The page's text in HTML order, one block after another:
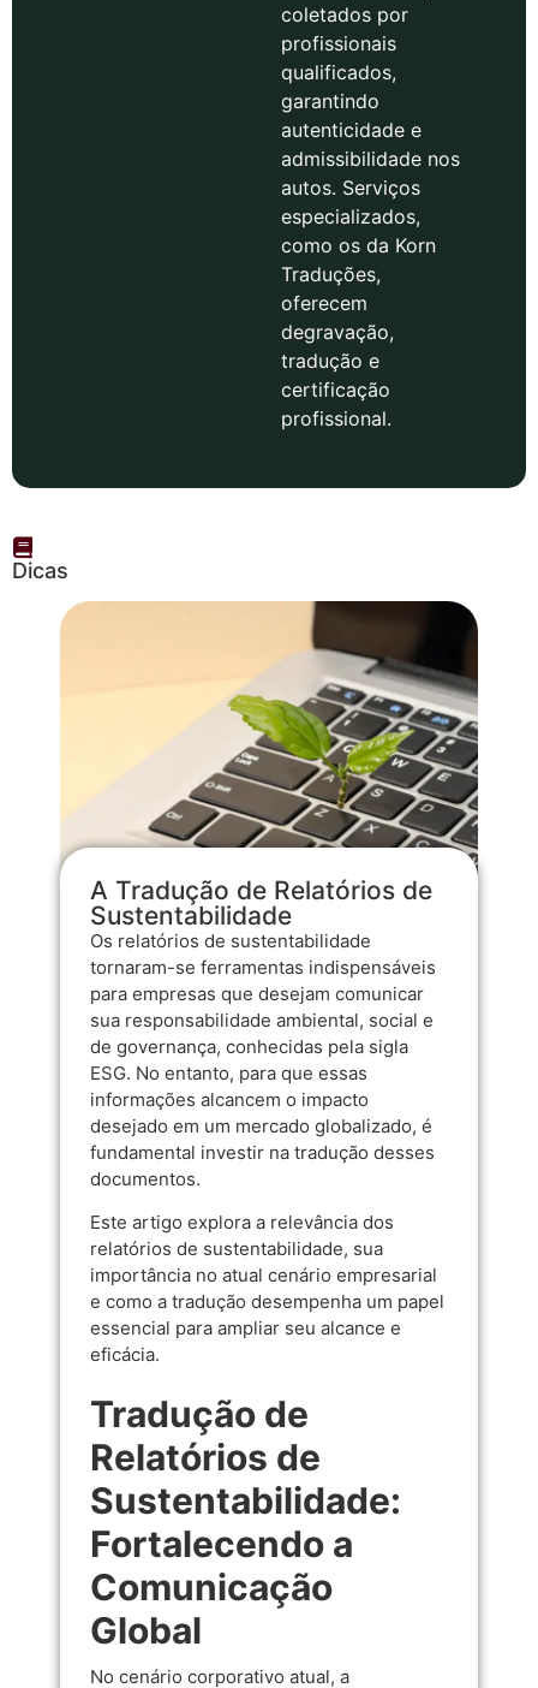
coletados por
profissionais
qualificados,
garantindo
autenticidade e
admissibilidade nos
autos. Serviços
especializados,
como os da Korn
Traduções,
oferecem
degravação,
tradução e
certificação
profissional.
Dicas
A Tradução de Relatórios de
Sustentabilidade
Os relatórios de sustentabilidade
tornaram-se ferramentas indispensáveis
para empresas que desejam comunicar
sua responsabilidade ambiental, social e
de governança, conhecidas pela sigla
ESG. No entanto, para que essas
informações alcancem o impacto
desejado em um mercado globalizado, é
fundamental investir na tradução desses
documentos.
Este artigo explora a relevância dos
relatórios de sustentabilidade, sua
importância no atual cenário empresarial
e como a tradução desempenha um papel
essencial para ampliar seu alcance e
eficácia.
Tradução de
Relatórios de
Sustentabilidade:
Fortalecendo a
Comunicação
Global
No cenário corporativo atual, a